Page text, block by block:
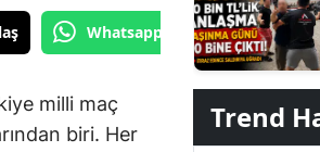
Giresun
Gümüşhane
Hakkari
Whatsapp'tan Gönder
milli maç
biri. Her
Trend